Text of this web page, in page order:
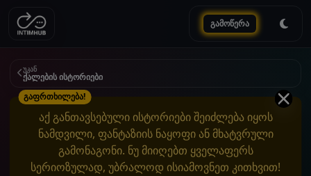
გამოწერა
უკან
ქალების ისტორიები
გაფრთხილება!
აქ განთავსებული ისტორიები შეიძლება იყოს
ნამდვილი, ფანტაზიის ნაყოფი ან მხატვრული
გამონაგონი. ნუ მიიღებთ ყველაფერს
სერიოზულად, უბრალოდ ისიამოვნეთ კითხვით!